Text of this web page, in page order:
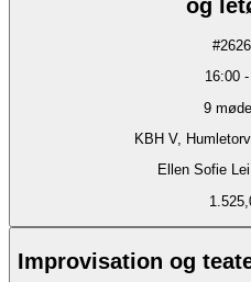
og
#
16:00 -
9
KBH V,
Ellen Sofie
Improvisation og